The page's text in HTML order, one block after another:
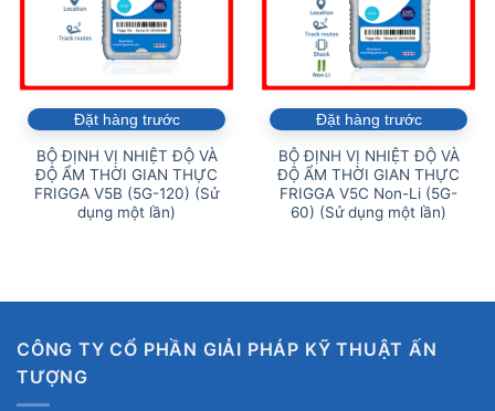
Đặt hàng trước
BỘ ĐỊNH VỊ NHIỆT ĐỘ VÀ
ĐỘ ẨM THỜI GIAN THỰC
FRIGGA V5B (5G-120) (Sử
dụng một lần)
Đặt hàng trước
BỘ ĐỊNH VỊ NHIỆT ĐỘ VÀ
ĐỘ ẨM THỜI GIAN THỰC
FRIGGA V5C Non-Li (5G-
60) (Sử dụng một lần)
CÔNG TY CỔ PHẦN GIẢI PHÁP KỸ THUẬT ẤN
TƯỢNG